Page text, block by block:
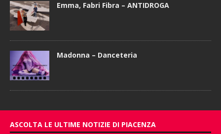
Emma, Fabri Fibra – ANTIDROGA
Madonna – Danceteria
ASCOLTA LE ULTIME NOTIZIE DI PIACENZA